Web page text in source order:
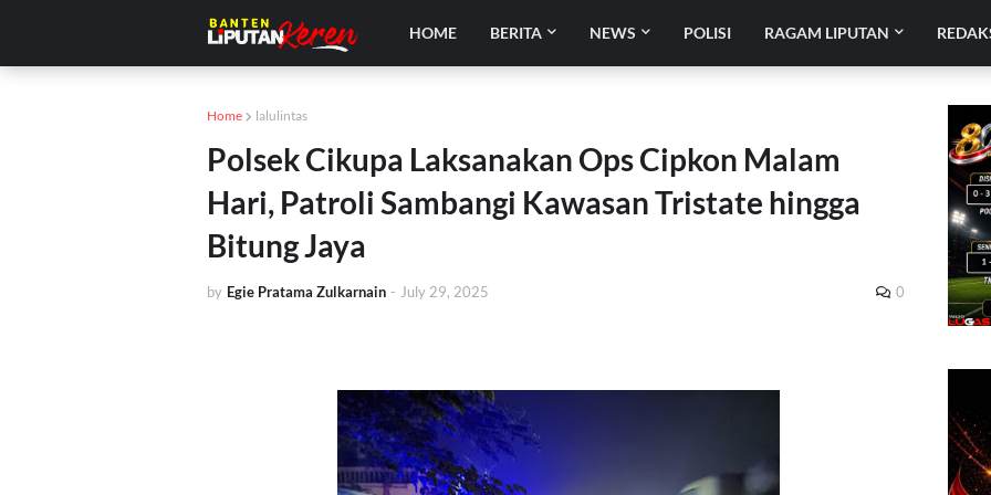
HOME BERITA NEWS POLISI RAGAM LIPUTAN
Home lalulintas
Polsek Cikupa Laksanakan Ops Cipkon Malam
Hari, Patroli Sambangi Kawasan Tristate hingga
Bitung Jaya
by Egie Pratama Zulkarnain - July 29, 2025 0